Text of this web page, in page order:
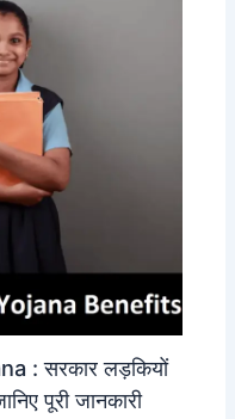
: सरकार लड़कियों
पूरी जानकारी